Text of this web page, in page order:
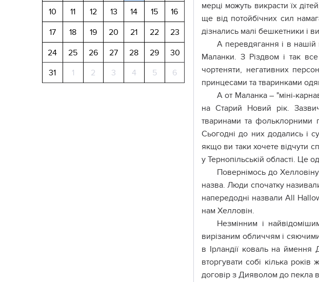
10
11 12 13 14 15
16
17
18 19 20 21 22
23
24
25 26 27 28 29
30
31
1 2 3 4 5 6
мерці можуть викрасти їх
ще від потойбічних сил
дізнались малі бешкетники і
А перевдягання і в нашій
Маланки. З Різдвом і так
чортеняти, негативних
принцесами та тваринками
А от Маланка – "міні-
на Старий Новий рік.
тваринами та фольклорними
Сьогодні до них додались і
якщо ви таки хочете відчути
у Тернопільській області. Це
Повернімось до
назва. Люди спочатку
напередодні назвали All
нам Хелловін.
Незмінним і
вирізаним обличчям і
в Ірландії коваль на
вторгувати собі кілька
договір з Дияволом до пекла